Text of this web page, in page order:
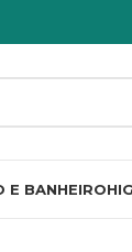
E BANHEIRO